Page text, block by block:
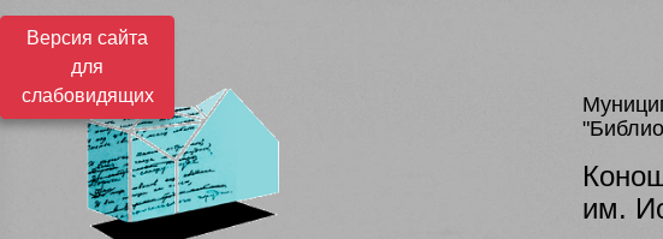
Версия сайта
для
слабовидящих
им.